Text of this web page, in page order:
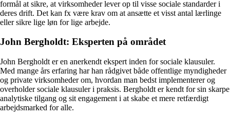
formål at sikre, at virksomheder lever op til visse sociale standarder i
deres drift. Det kan fx være krav om at ansætte et visst antal lærlinge
eller sikre lige løn for lige arbejde.
John Bergholdt: Eksperten på området
John Bergholdt er en anerkendt ekspert inden for sociale klausuler.
Med mange års erfaring har han rådgivet både offentlige myndigheder
og private virksomheder om, hvordan man bedst implementerer og
overholder sociale klausuler i praksis. Bergholdt er kendt for sin skarpe
analytiske tilgang og sit engagement i at skabe et mere retfærdigt
arbejdsmarked for alle.